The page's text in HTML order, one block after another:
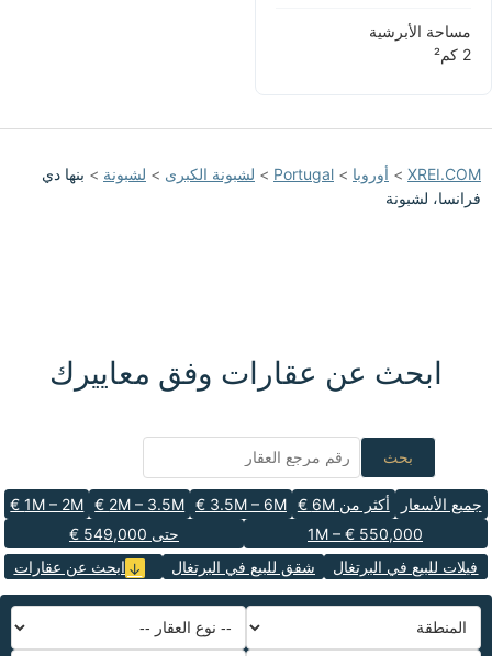
مساحة الأبرشية
XREI.COM
> أوروبا >
Portugal
> لشبونة الكبرى > لشبونة > بنها دي
فرانسا، لشبونة
ابحث عن عقارات وفق معاييرك
بحث
جميع الأسعار أكثر من 6M € 3.5M – 6M €
2M – 3.5M €
1M – 2M €
550,000 € – 1M
حتى 549,000 €
فيلات للبيع في البرتغال
شقق للبيع في البرتغال ابحث عن عقارات